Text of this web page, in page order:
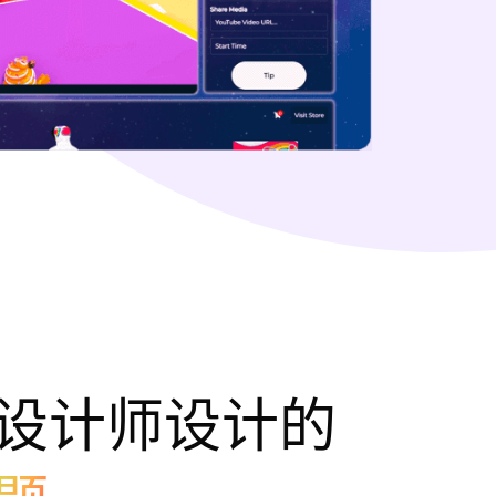
计师设计的